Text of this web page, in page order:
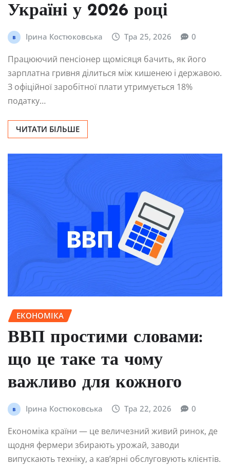
Україні у 2026 році
Ірина Костюковська Тра 25, 2026 0
Працюючий пенсіонер щомісяця бачить, як його
зарплатна гривня ділиться між кишенею і державою.
З офіційної заробітної плати утримується 18%
податку…
ЧИТАТИ БІЛЬШЕ
ЕКОНОМІКА
ВВП простими словами:
що це таке та чому
важливо для кожного
Ірина Костюковська Тра 22, 2026 0
Економіка країни — це величезний живий ринок, де
щодня фермери збирають урожай, заводи
випускають техніку, а кав’ярні обслуговують клієнтів.